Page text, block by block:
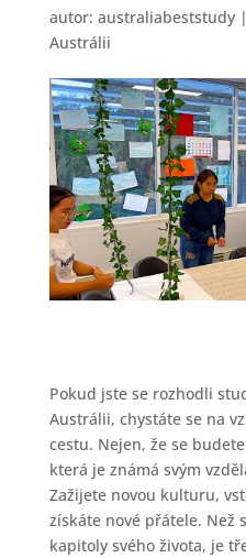
autor: australiabeststudy|
Austrálii
Pokud jste se rozhodli
Austrálii, chystáte se na
cestu. Nejen, že se
která je známá svým
Zažijete novou kulturu,
získáte nové přátele. Než
kapitoly svého života, je